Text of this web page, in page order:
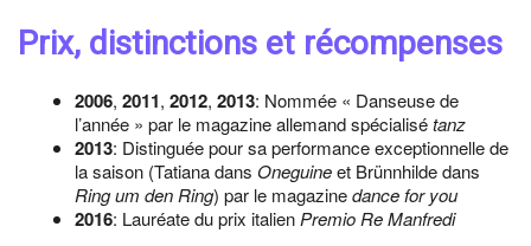
Prix, distinctions et récompenses
2006, 2011, 2012, 2013: Nommée « Danseuse de
l’année » par le magazine allemand spécialisétanz
2013: Distinguée pour sa performance exceptionnelle de
la saison (Tatiana dans Oneguineet Brünnhilde dans
Ring um den Ring) par le magazinedance for you
2016: Lauréate du prix italien Premio Re Manfredi